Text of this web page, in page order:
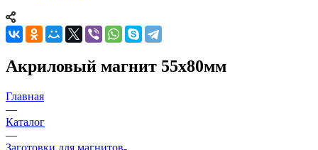
Акриловый магнит 55х80мм
Главная
—
Каталог
—
Заготовки для магнитов